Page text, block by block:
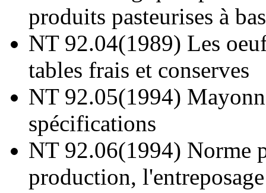
produits pasteurises à
NT 92.04(1989) Les
tables frais et conserves
NT 92.05(1994)
spécifications
NT 92.06(1994) Norme
production,